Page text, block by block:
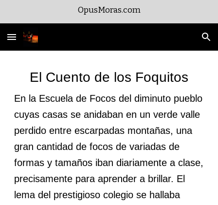
OpusMoras.com
El Cuento de los Foquitos
En la Escuela de Focos del diminuto pueblo
cuyas casas se anidaban en un verde valle
perdido entre escarpadas montañas, una
gran cantidad de focos de variadas de
formas y tamaños iban diariamente a clase,
precisamente para aprender a brillar. El
lema del prestigioso colegio se hallaba